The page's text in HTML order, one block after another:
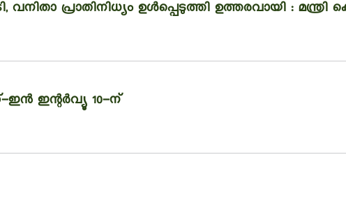
പ്രാതിനിധ്യം ഉൾപ്പെടുത്തി ഉത്തരവായി : മന്ത്രി
ഇന്റർവ്യൂ 10-ന്